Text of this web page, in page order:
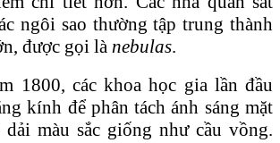
ngôi sao thường tập trung thành
được gọi là nebulas.
1800, các khoa học gia lần đầu
kính để phân tách ánh sáng mặt
màu sắc giống như cầu vồng.